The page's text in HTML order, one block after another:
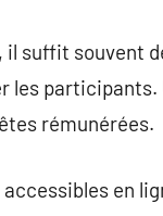
suffit souvent
les
rémunérées.
en